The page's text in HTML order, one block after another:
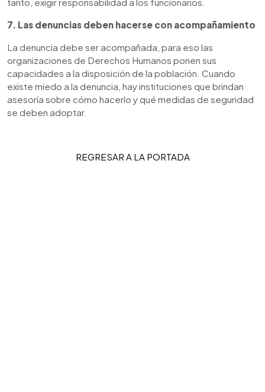
7. Las denuncias deben hacerse con acompañamiento
La denuncia debe ser acompañada, para eso las
organizaciones de Derechos Humanos ponen sus
capacidades a la disposición de la población. Cuando
existe miedo a la denuncia, hay instituciones que brindan
asesoría sobre cómo hacerlo y qué medidas de seguridad
se deben adoptar.
REGRESAR A LA PORTADA